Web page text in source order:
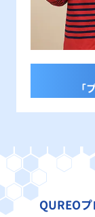
「
QUREO